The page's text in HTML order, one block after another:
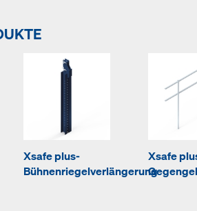
Xsafe plus-
Bühnenriegelverlängerung
Xsafe